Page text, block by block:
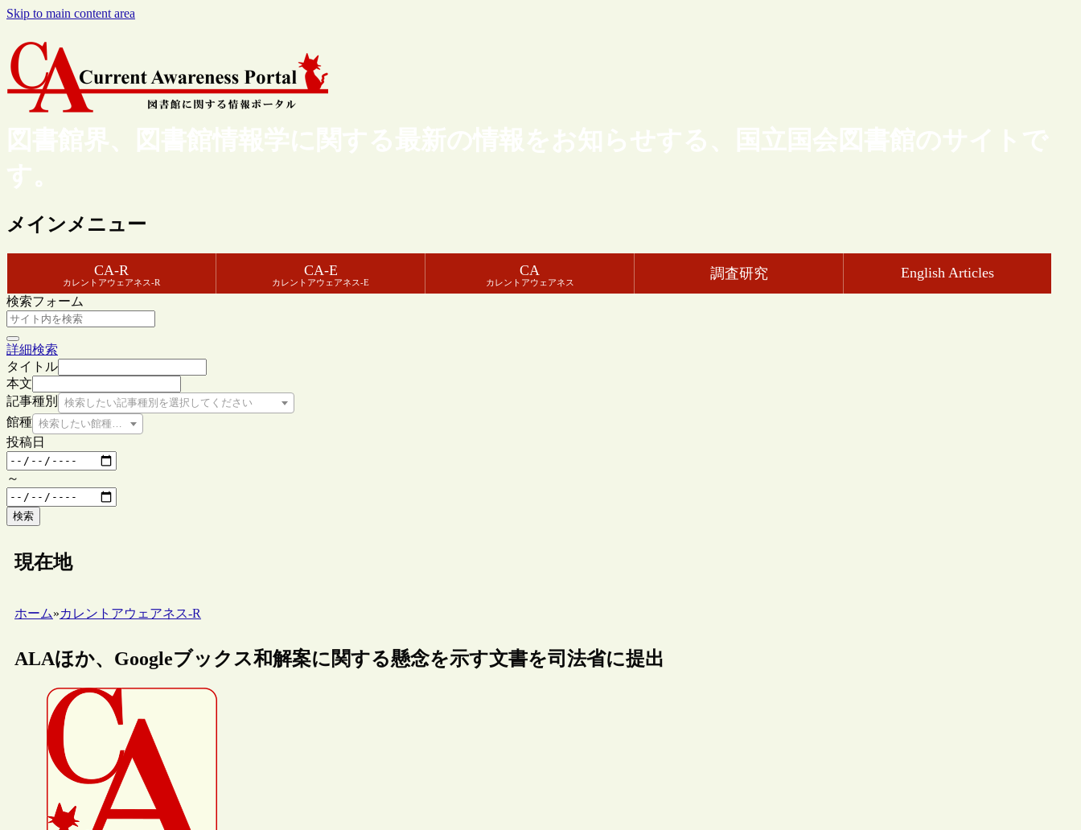
Skip to main content area
図書館界、図書館情報学に関する最新の情報をお知らせする、国立国会図書館のサイトで
す。
メインメニュー
CA-R
カレントアウェアネス-R
CA-E
カレントアウェアネス-E
CA
カレントアウェアネス
調査研究 English Articles
検索フォーム
詳細検索
タイトル
本文
記事種別
検索したい記事種別を選択してください
館種 検索したい館種を選択してください
投稿日
～
検索
現在地
ホーム»カレントアウェアネス-R
ALAほか、Googleブックス和解案に関する懸念を示す文書を司法省に提出